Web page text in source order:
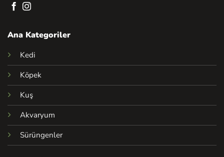
Ana Kategoriler
Kedi
Köpek
Kuş
Akvaryum
Sürüngenler